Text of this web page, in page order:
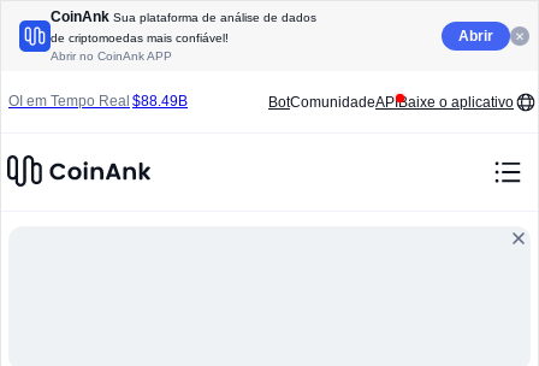
CoinAnk Sua plataforma de análise de dados
de criptomoedas mais confiável!
Abrir no CoinAnk APP
Abrir
OI em Tempo Real $88.49B BotComunidadeAPIBaixe o aplicativo